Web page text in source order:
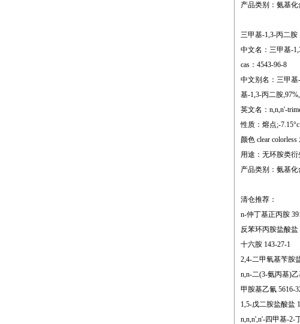
产品类别：氨基化
三甲基-1,3-丙二胺
中文名：三甲基-
cas：4543-96-8
中文别名：三甲基
基-1,3-丙二胺
英文名：n,n,n'-
性质：熔点;-
颜色 clear colorless
用途：无环胺类衍
产品类别：氨基化
清仓推荐：
n-仲丁基正丙胺
反苯环丙胺盐酸盐
十六胺 143-27-1
2,4-二甲氧基苄胺
n,n-二(3-氨丙基)
甲胺基乙氰 5616-
1,5-戊二胺盐酸盐
n,n,n',n'-四甲基-2-